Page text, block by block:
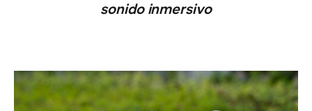
sonido inmersivo